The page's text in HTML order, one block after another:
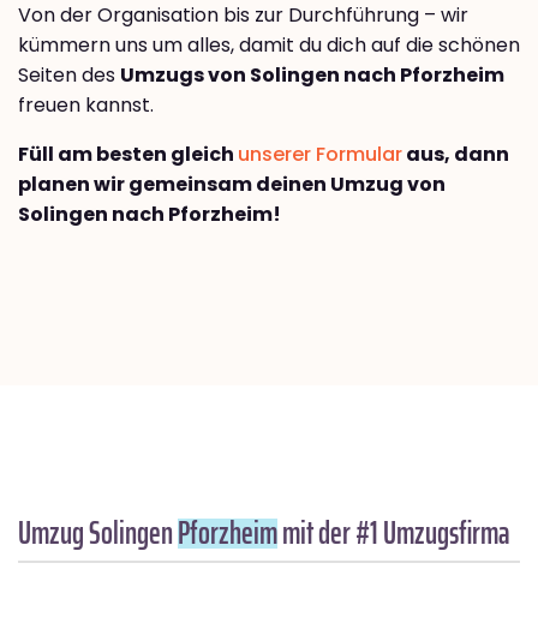
Von der Organisation bis zur Durchführung – wir
kümmern uns um alles, damit du dich auf die schönen
Seiten des Umzugs von Solingen nach Pforzheim
freuen kannst.
Füll am besten gleich unserer Formularaus, dann
planen wir gemeinsam deinen Umzug von
Solingen nach Pforzheim!
Umzug SolingenPforzheimmit der #1 Umzugsfirma